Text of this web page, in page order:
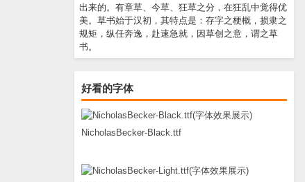
出来的。有章草、今草、狂草之分，在狂乱中觉得优
美。草书始于汉初，其特点是：存字之梗概，损隶之
规矩，纵任奔逸，赴速急就，因草创之意，谓之草
书。
好看的字体
NicholasBecker-Black.ttf